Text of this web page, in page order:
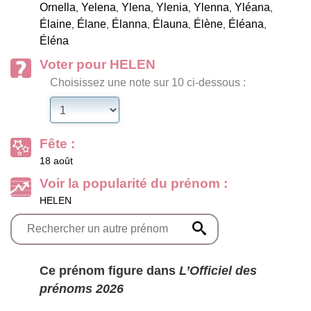
Ornella, Yelena, Ylena, Ylenia, Ylenna, Yléana,
Élaine, Élane, Élanna, Élauna, Élène, Éléana,
Éléna
Voter pour HELEN
Choisissez une note sur 10 ci-dessous :
Fête :
18 août
Voir la popularité du prénom :
HELEN
Ce prénom figure dans L’Officiel des
prénoms 2026